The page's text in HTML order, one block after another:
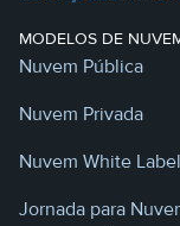
MODELOS DE
Nuvem Pública
Nuvem Privada
Nuvem White Label
Jornada para